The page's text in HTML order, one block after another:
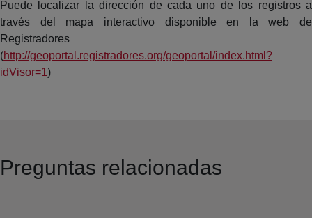
Puede localizar la dirección de cada uno de los registros a
través del mapa interactivo disponible en la web de
Registradores
(http://geoportal.registradores.org/geoportal/index.html?
idVisor=1)
Preguntas relacionadas